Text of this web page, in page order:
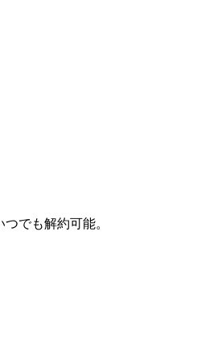
でも解約可能。